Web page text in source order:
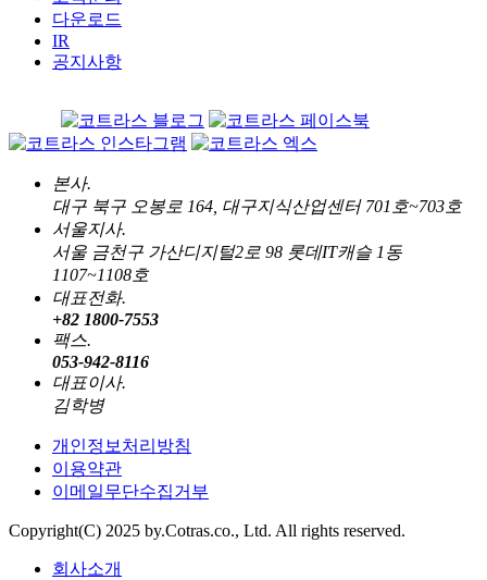
다운로드
IR
공지사항
본사.
대구 북구 오봉로 164, 대구지식산업센터 701호~703호
서울지사.
서울 금천구 가산디지털2로 98 롯데IT캐슬 1동
1107~1108호
대표전화.
+82 1800-7553
팩스.
053-942-8116
대표이사.
김학병
개인정보처리방침
이용약관
이메일무단수집거부
Copyright(C) 2025 by.Cotras.co., Ltd. All rights reserved.
회사소개